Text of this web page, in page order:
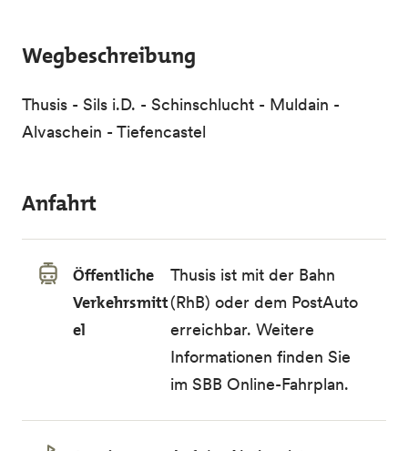
Wegbeschreibung
Thusis - Sils i.D. - Schinschlucht - Muldain -
Alvaschein - Tiefencastel
Anfahrt
Öffentliche
Verkehrsmitt
el
Thusis ist mit der Bahn
(RhB) oder dem PostAuto
erreichbar. Weitere
Informationen finden Sie
imSBB Online-Fahrplan.